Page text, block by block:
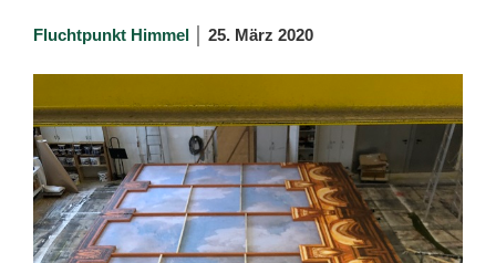
Fluchtpunkt Himmel │ 25. März 2020